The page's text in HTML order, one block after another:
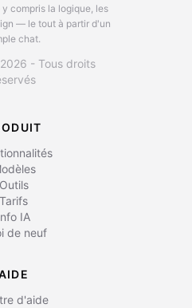
compris la logique, les
— le tout à partir d'un
chat.
- Tous droits
Outils
Tarifs
IA
de neuf
d'aide